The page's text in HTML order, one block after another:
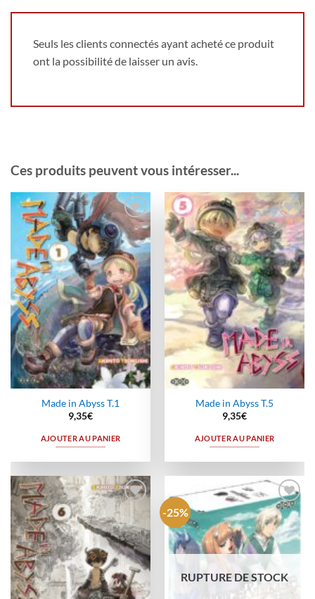
Seuls les clients connectés ayant acheté ce produit
ont la possibilité de laisser un avis.
Ces produits peuvent vous intéresser...
Ajouter
à la
wishlist
Made in Abyss T.1
9,35€
AJOUTER AU PANIER
Ajouter
à la
wishlist
Made in Abyss T.5
9,35€
AJOUTER AU PANIER
Ajouter
wishlist
-25%
Ajouter
à la
wishlist
RUPTURE DE STOCK